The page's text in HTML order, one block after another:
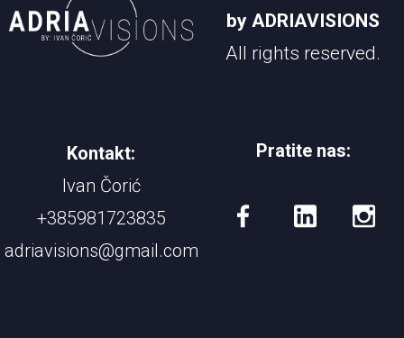
by ADRIAVISIONS
All rights reserved.
Kontakt:
Ivan Čorić
+385981723835
adriavisions@gmail.com
Pratite nas: